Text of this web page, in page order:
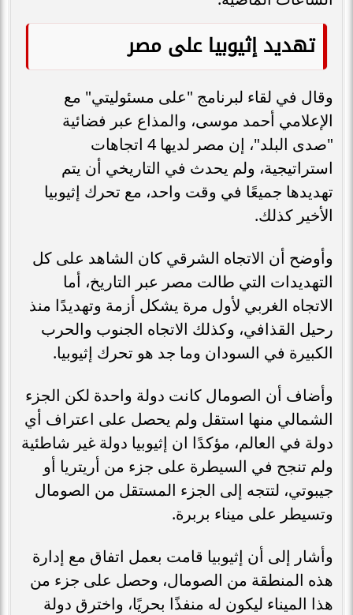
تهديد إثيوبيا على مصر
وقال في لقاء لبرنامج "على مسئوليتي" مع
الإعلامي أحمد موسى، والمذاع عبر فضائية
"صدى البلد"، إن مصر لديها 4 اتجاهات
استراتيجية، ولم يحدث في التاريخي أن يتم
تهديدها جميعًا في وقت واحد، مع تحرك إثيوبيا
الأخير كذلك.
وأوضح أن الاتجاه الشرقي كان الشاهد على كل
التهديدات التي طالت مصر عبر التاريخ، أما
الاتجاه الغربي لأول مرة يشكل أزمة وتهديدًا منذ
رحيل القذافي، وكذلك الاتجاه الجنوب والحرب
الكبيرة في السودان وما جد هو تحرك إثيوبيا.
وأضاف أن الصومال كانت دولة واحدة لكن الجزء
الشمالي منها استقل ولم يحصل على اعتراف أي
دولة في العالم، مؤكدًا ان إثيوبيا دولة غير شاطئية
ولم تنجح في السيطرة على جزء من أريتريا أو
جيبوتي، لتتجه إلى الجزء المستقل من الصومال
وتسيطر على ميناء بربرة.
وأشار إلى أن إثيوبيا قامت بعمل اتفاق مع إدارة
هذه المنطقة من الصومال، وحصل على جزء من
هذا الميناء ليكون له منفذًا بحريًا، واخترق دولة